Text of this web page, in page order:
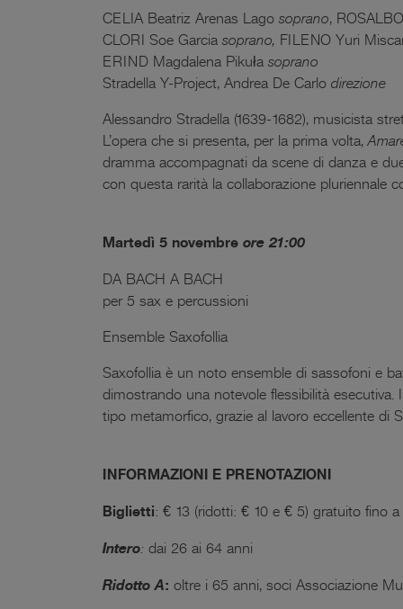
CELIA Beatriz Arenas Lago soprano,
CLORI Soe Garcia soprano, FILENO Yuri
ERIND Magdalena Pikuła soprano
Stradella Y-Project, Andrea De Carlo direzione
Alessandro Stradella (1639-1682), musicista
L’opera che si presenta, per la prima volta,
dramma accompagnati da scene di danza e
con questa rarità la collaborazione pluriennale
Martedì 5 novembre ore 21:00
DA BACH A BACH
per 5 sax e percussioni
Ensemble Saxofollia
Saxofollia è un noto ensemble di sassofoni e
dimostrando una notevole flessibilità
tipo metamorfico, grazie al lavoro eccellente di
INFORMAZIONI E PRENOTAZIONI
Biglietti: € 13 (ridotti: € 10 e € 5) gratuito fino a
Intero: dai 26 ai 64 anni
Ridotto A: oltre i 65 anni, soci Associazione